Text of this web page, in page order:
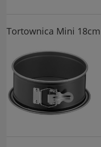
Tortownica Mini 18cm